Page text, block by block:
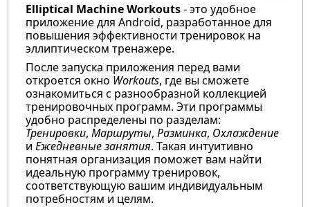
Elliptical Machine Workouts- это удобное
приложение для Android, разработанное для
повышения эффективности тренировок на
эллиптическом тренажере.
После запуска приложения перед вами
откроется окно Workouts, где вы сможете
ознакомиться с разнообразной коллекцией
тренировочных программ. Эти программы
удобно распределены по разделам:
Тренировки, Маршруты, Разминка, Охлаждение
и Ежедневные занятия. Такая интуитивно
понятная организация поможет вам найти
идеальную программу тренировок,
соответствующую вашим индивидуальным
потребностям и целям.